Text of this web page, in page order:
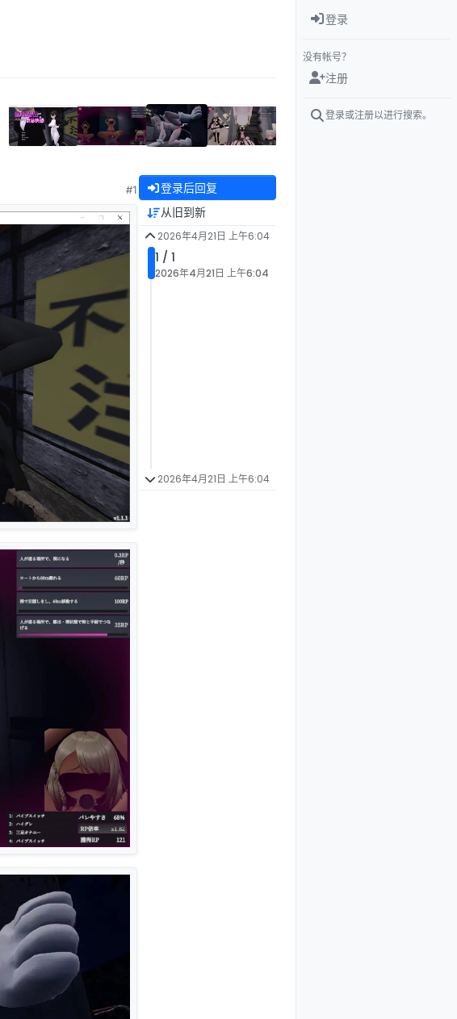
#1 登录后回复
从旧到新
2026年4月21日 上午6:04
1 / 1
2026年4月21日 上午6:04
2026年4月21日 上午6:04
登录
没有帐号？
注册
登录或注册以进行搜索。